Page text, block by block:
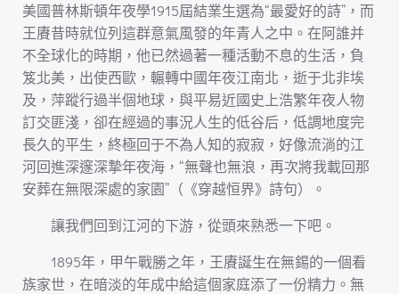
美國普林斯頓年夜學1915屆結業生選為“最愛好的詩”，而
王賡昔時就位列這群意氣風發的年青人之中。在阿誰并
不全球化的時期，他已然過著一種活動不息的生活，負
笈北美，出使西歐，輾轉中國年夜江南北，逝于北非埃
及，萍蹤行過半個地球，與平易近國史上浩繁年夜人物
訂交匪淺，卻在經過的事況人生的低谷后，低調地度完
長久的平生，終極回于不為人知的寂寂，好像流淌的江
河回進深邃深摯年夜海，“無聲也無浪，再次將我載回那
安葬在無限深處的家園”（《穿越恒界》詩句）。
讓我們回到江河的下游，從頭來熟悉一下吧。
1895年，甲午戰勝之年，王賡誕生在無錫的一個看
族家世，在暗淡的年成中給這個家庭添了一份精力。無